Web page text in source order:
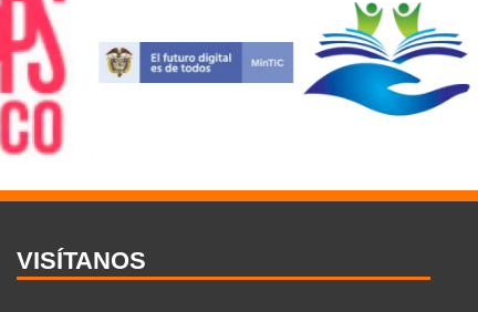
VISÍTANOS